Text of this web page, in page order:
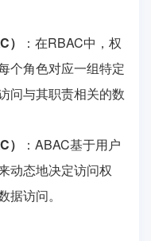
：在RBAC中，权
个角色对应一组特定
问与其职责相关的数
：ABAC基于用户
动态地决定访问权
访问。